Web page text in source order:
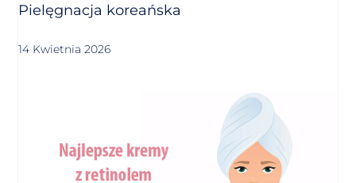
Pielęgnacja koreańska
14 Kwietnia 2026